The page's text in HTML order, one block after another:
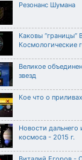
Резонанс Шумана
Каковы “границы”
Космологические
Великое
звезд
Кое что о приливах
Новости дальнего
космоса - 2015 г.